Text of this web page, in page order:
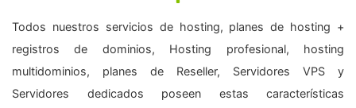
Todos nuestros servicios de hosting, planes de hosting +
registros de dominios, Hosting profesional, hosting
multidominios, planes de Reseller, Servidores VPS y
Servidores dedicados poseen estas características